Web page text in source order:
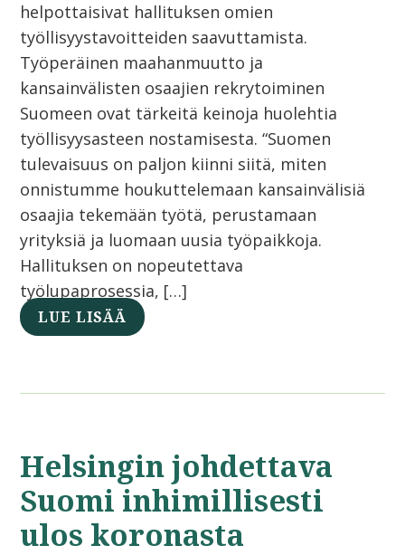
helpottaisivat hallituksen omien
työllisyystavoitteiden saavuttamista.
Työperäinen maahanmuutto ja
kansainvälisten osaajien rekrytoiminen
Suomeen ovat tärkeitä keinoja huolehtia
työllisyysasteen nostamisesta. “Suomen
tulevaisuus on paljon kiinni siitä, miten
onnistumme houkuttelemaan kansainvälisiä
osaajia tekemään työtä, perustamaan
yrityksiä ja luomaan uusia työpaikkoja.
Hallituksen on nopeutettava
työlupaprosessia, […]
LUE LISÄÄ
Helsingin johdettava
Suomi inhimillisesti
ulos koronasta